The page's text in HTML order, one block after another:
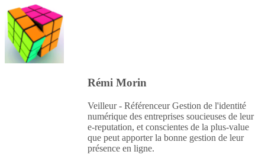
Rémi Morin
Veilleur - Référenceur Gestion de l'identité
numérique des entreprises soucieuses de leur
e-reputation, et conscientes de la plus-value
que peut apporter la bonne gestion de leur
présence en ligne.